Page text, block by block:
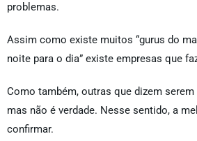
problemas.
Assim como existe muitos “gurus do
noite para o dia” existe empresas que
Como também, outras que dizem
mas não é verdade. Nesse sentido, a
confirmar.